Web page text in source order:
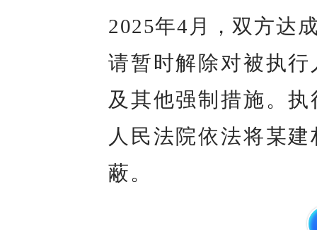
2025年4月，双方达
请暂时解除对被执
及其他强制措施。
人民法院依法将某
蔽。